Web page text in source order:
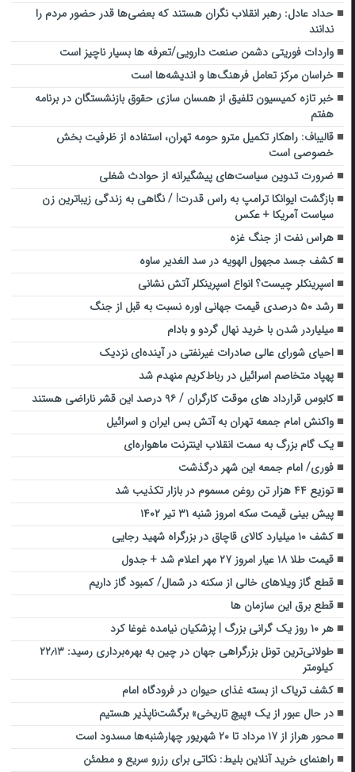
حداد عادل: رهبر انقلاب نگران هستند که بعضی‌ها قدر حضور مردم را
ندانند
واردات فوریتی دشمن صنعت دارویی/تعرفه ها بسیار ناچیز است
خراسان مرکز تعامل فرهنگ‌ها و اندیشه‌ها است
خبر تازه کمیسیون تلفیق از همسان سازی حقوق بازنشستگان در برنامه
هفتم
قالیباف: راهکار تکمیل مترو حومه تهران، استفاده از ظرفیت بخش
خصوصی است
ضرورت تدوین سیاست‌های پیشگیرانه از حوادث شغلی
بازگشت ایوانکا ترامپ به راس قدرت! / نگاهی به زندگی زیباترین زن
سیاست آمریکا + عکس
هراس نفت از جنگ غزه
کشف جسد مجهول الهویه در سد الغدیر ساوه
اسپرینکلر چیست؟ انواع اسپرینکلر آتش نشانی
رشد‌ ۵۰ درصدی قیمت جهانی اوره نسبت به قبل از جنگ
میلیاردر شدن با خرید نهال گردو و بادام
احیای شورای عالی صادرات غیرنفتی در آینده‌ای نزدیک
پهپاد متخاصم اسرائیل در رباط‌کریم منهدم شد
کابوس قرارداد های موقت کارگران / ۹۶ درصد این قشر ناراضی هستند
واکنش امام جمعه تهران به آتش بس ایران و اسرائیل
یک گام بزرگ به سمت انقلاب اینترنت ماهواره‌ای
فوری/ امام جمعه این شهر درگذشت
توزیع ۴۴ هزار تن روغن مسموم در بازار تکذیب شد
پیش بینی قیمت سکه امروز شنبه ۳۱ تیر ۱۴۰۲
کشف ۱۰ میلیارد کالای قاچاق در بزرگراه شهید رجایی
قیمت طلا ۱۸ عیار امروز ۲۷ مهر اعلام شد + جدول
قطع گاز ویلاهای خالی از سکنه در شمال/ کمبود گاز داریم
قطع برق این سازمان ها
هر ۱۰ روز یک گرانی بزرگ | پزشکیان نیامده غوغا کرد
طولانی‌ترین تونل بزرگراهی جهان در چین به بهره‌برداری رسید: ۲۲٫۱۳
کیلومتر
کشف تریاک از بسته غذای حیوان در فرودگاه امام
در حال عبور از یک «پیچ تاریخی» برگشت‌ناپذیر هستیم
محور هراز از ۱۷ مرداد تا ۲۰ شهریور چهارشنبه‌ها مسدود است
راهنمای خرید آنلاین بلیط: نکاتی برای رزرو سریع و مطمئن